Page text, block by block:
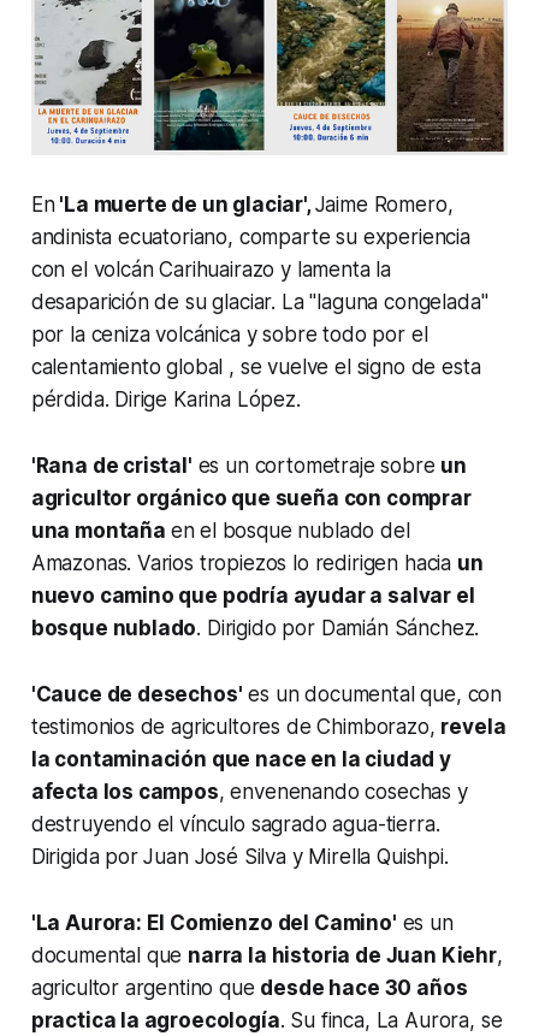
En'La muerte de un glaciar',Jaime Romero,
andinista ecuatoriano, comparte su experiencia
con el volcán Carihuairazo y lamenta la
desaparición de su glaciar. La "laguna congelada"
por la ceniza volcánica y sobre todo por el
calentamiento global , se vuelve el signo de esta
pérdida. Dirige Karina López.
'Rana de cristal' es un cortometraje sobre un
agricultor orgánico que sueña con comprar
una montaña en el bosque nublado del
Amazonas. Varios tropiezos lo redirigen hacia un
nuevo camino que podría ayudar a salvar el
bosque nublado. Dirigido por Damián Sánchez.
'Cauce de desechos' es un documental que, con
testimonios de agricultores de Chimborazo, revela
la contaminación que nace en la ciudad y
afecta los campos, envenenando cosechas y
destruyendo el vínculo sagrado agua-tierra.
Dirigida por Juan José Silva y Mirella Quishpi.
'La Aurora: El Comienzo del Camino' es un
documental que narra la historia de Juan Kiehr,
agricultor argentino que desde hace 30 años
practica la agroecología. Su finca, La Aurora, se